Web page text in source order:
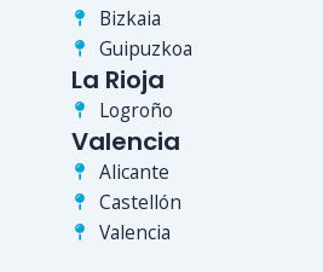
Bizkaia
Guipuzkoa
La Rioja
Logroño
Valencia
Alicante
Castellón
Valencia